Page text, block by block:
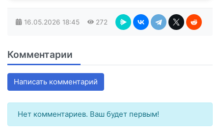
16.05.2026 18:45 272
Комментарии
Написать комментарий
Нет комментариев. Ваш будет первым!